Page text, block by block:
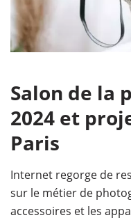
Salon de la
2024 et
Paris
Internet regorge de
sur le métier de
accessoires et les